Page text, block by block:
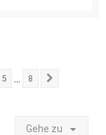
5 8
Gehe zu